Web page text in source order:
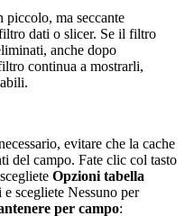
ma seccante
dati o slicer. Se il filtro
anche dopo
continua a mostrarli,
evitare che la cache
del campo. Fate clic col tasto
Opzioni tabella
scegliete Nessuno per
per campo: